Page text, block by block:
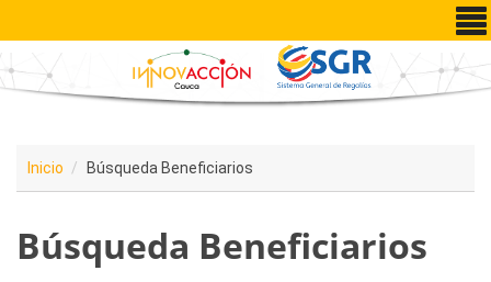
Pasar al contenido principal
Inicio Búsqueda Beneficiarios
Búsqueda Beneficiarios